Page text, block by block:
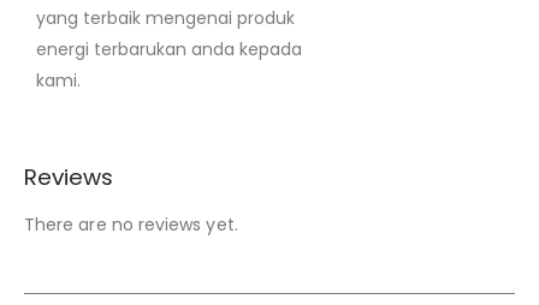
yang terbaik mengenai produk
energi terbarukan anda kepada
kami.
Reviews
There are no reviews yet.